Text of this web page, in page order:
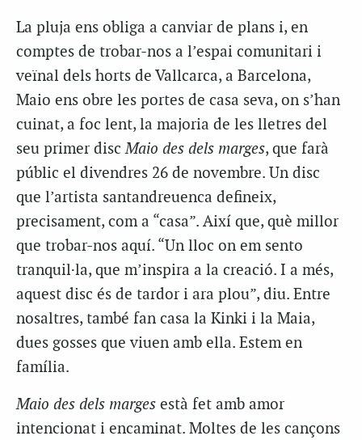
La pluja ens obliga a canviar de plans i, en
comptes de trobar-nos a l’espai comunitari i
veïnal dels horts de Vallcarca, a Barcelona,
Maio ens obre les portes de casa seva, on s’han
cuinat, a foc lent, la majoria de les lletres del
seu primer discMaio des dels marges, que farà
públic el divendres 26 de novembre. Un disc
que l’artista santandreuenca defineix,
precisament, com a “casa”. Així que, què millor
que trobar-nos aquí. “Un lloc on em sento
tranquil·la, que m’inspira a la creació. I a més,
aquest disc és de tardor i ara plou”, diu. Entre
nosaltres, també fan casa la Kinki i la Maia,
dues gosses que viuen amb ella. Estem en
família.
Maio des dels marges està fet amb amor
intencionat i encaminat. Moltes de les cançons